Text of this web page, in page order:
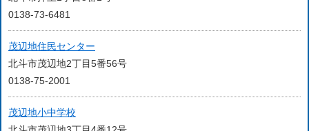
0138-73-6481
茂辺地住民センター
北斗市茂辺地2丁目5番56号
0138-75-2001
茂辺地小中学校